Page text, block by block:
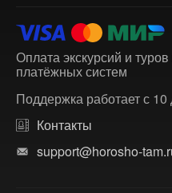
Оплата экскурсий и
платёжных систем
Поддержка работает с
Контакты
support@horosho-